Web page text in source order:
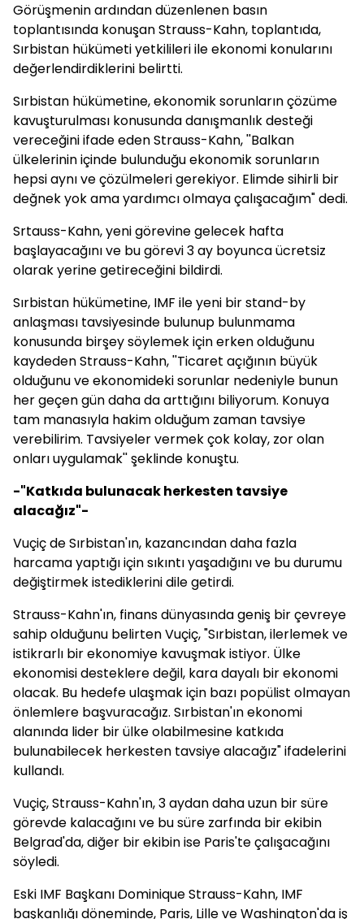
Görüşmenin ardından düzenlenen basın
toplantısında konuşan Strauss-Kahn, toplantıda,
Sırbistan hükümeti yetkilileri ile ekonomi konularını
değerlendirdiklerini belirtti.
Sırbistan hükümetine, ekonomik sorunların çözüme
kavuşturulması konusunda danışmanlık desteği
vereceğini ifade eden Strauss-Kahn, ''Balkan
ülkelerinin içinde bulunduğu ekonomik sorunların
hepsi aynı ve çözülmeleri gerekiyor. Elimde sihirli bir
değnek yok ama yardımcı olmaya çalışacağım" dedi.
Srtauss-Kahn, yeni görevine gelecek hafta
başlayacağını ve bu görevi 3 ay boyunca ücretsiz
olarak yerine getireceğini bildirdi.
Sırbistan hükümetine, IMF ile yeni bir stand-by
anlaşması tavsiyesinde bulunup bulunmama
konusunda birşey söylemek için erken olduğunu
kaydeden Strauss-Kahn, ''Ticaret açığının büyük
olduğunu ve ekonomideki sorunlar nedeniyle bunun
her geçen gün daha da arttığını biliyorum. Konuya
tam manasıyla hakim olduğum zaman tavsiye
verebilirim. Tavsiyeler vermek çok kolay, zor olan
onları uygulamak'' şeklinde konuştu.
-"Katkıda bulunacak herkesten tavsiye
alacağız"-
Vuçiç de Sırbistan'ın, kazancından daha fazla
harcama yaptığı için sıkıntı yaşadığını ve bu durumu
değiştirmek istediklerini dile getirdi.
Strauss-Kahn'ın, finans dünyasında geniş bir çevreye
sahip olduğunu belirten Vuçiç, "Sırbistan, ilerlemek ve
istikrarlı bir ekonomiye kavuşmak istiyor. Ülke
ekonomisi desteklere değil, kara dayalı bir ekonomi
olacak. Bu hedefe ulaşmak için bazı popülist olmayan
önlemlere başvuracağız. Sırbistan'ın ekonomi
alanında lider bir ülke olabilmesine katkıda
bulunabilecek herkesten tavsiye alacağız" ifadelerini
kullandı.
Vuçiç, Strauss-Kahn'ın, 3 aydan daha uzun bir süre
görevde kalacağını ve bu süre zarfında bir ekibin
Belgrad'da, diğer bir ekibin ise Paris'te çalışacağını
söyledi.
Eski IMF Başkanı Dominique Strauss-Kahn, IMF
başkanlığı döneminde, Paris, Lille ve Washington'da iş